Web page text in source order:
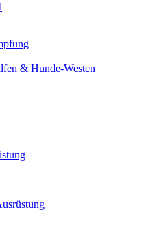
& Hunde-Westen